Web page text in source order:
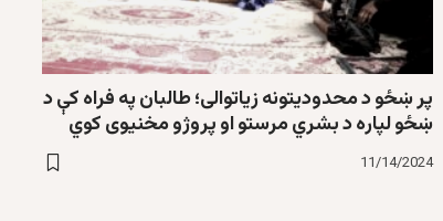
پر ښځو د محدودیتونه زیاتوالی؛ طالبان په فراه کې د
ښځو لپاره د بشري مرستو او پروژو مخنیوی کوي
11/14/2024